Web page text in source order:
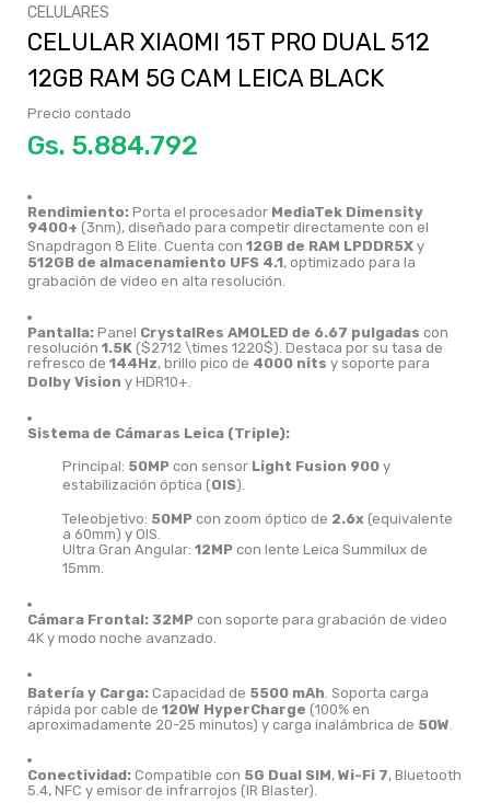
CELULARES
CELULAR XIAOMI 15T PRO DUAL 512
12GB RAM 5G CAM LEICA BLACK
Precio contado
Gs.
Rendimiento: Porta el procesador MediaTek Dimensity
9400+ (3nm), diseñado para competir directamente con el
Snapdragon 8 Elite. Cuenta con 12GB de RAM LPDDR5X y
512GB de almacenamiento UFS 4.1, optimizado para la
grabación de video en alta resolución.
Pantalla: Panel CrystalRes AMOLED de 6.67 pulgadas con
resolución 1.5K ($2712 \times 1220$). Destaca por su tasa de
refresco de 144Hz, brillo pico de 4000 nits y soporte para
Dolby Vision y HDR10+.
Sistema de Cámaras Leica (Triple):
Principal: 50MP con sensor Light Fusion 900 y
estabilización óptica (OIS).
Teleobjetivo: 50MP con zoom óptico de 2.6x (equivalente
a 60mm) y OIS.
Ultra Gran Angular: 12MP con lente Leica Summilux de
15mm.
Cámara Frontal: 32MP con soporte para grabación de video
4K y modo noche avanzado.
Batería y Carga: Capacidad de 5500 mAh Soporta carga
rápida por cable de 120W HyperCharge (100% en
aproximadamente 20-25 minutos) y carga inalámbrica de 50W
Conectividad: Compatible con 5G Dual SIM, Wi-Fi 7, Bluetooth
5.4, NFC y emisor de infrarrojos (IR Blaster).